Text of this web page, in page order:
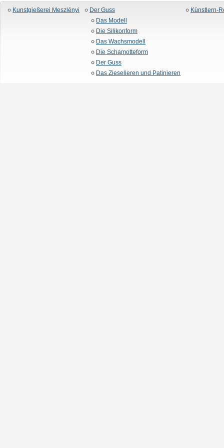
Kunstgießerei Meszlényi
Der Guss
Das Modell
Die Silikonform
Das Wachsmodell
Die Schamotteform
Der Guss
Das Zieselieren und Patinieren
Künstlern-